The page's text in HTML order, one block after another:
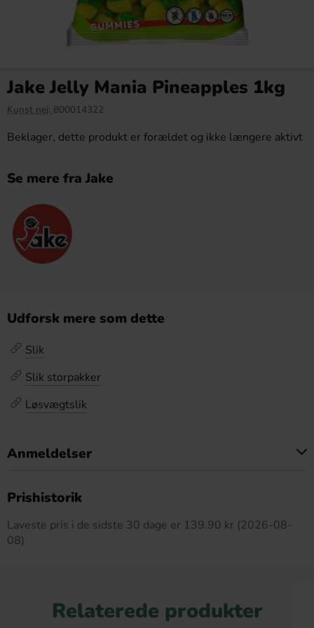
Jake Jelly Mania Pineapples 1kg
Kunst nej: 800014322
Beklager, dette produkt er forældet og ikke længere aktivt
Se mere fra Jake
Udforsk mere som dette
Slik
Slik storpakker
Løsvægtslik
Anmeldelser
Prishistorik
Laveste pris i de sidste 30 dage er 139.90 kr (2026-08-
08)
Relaterede produkter